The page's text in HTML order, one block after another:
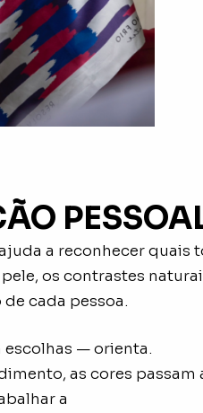
a reconhecer quais
os contrastes
de cada pessoa.
escolhas — orienta.
as cores passam
a